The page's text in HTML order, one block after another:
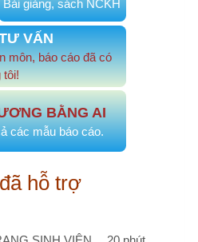
hỗ trợ
SINH VIÊN… 20 phút
tác…
1 ngày trước
TIẾP…
và sự…
truyền…
quả… 2 tháng trước